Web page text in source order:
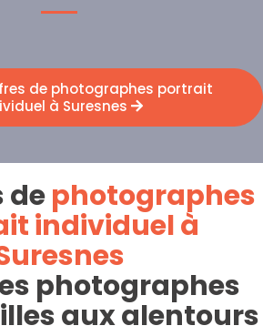
de photographes portrait
à Suresnes
dephotographes
individuel à
photographes
aux alentours